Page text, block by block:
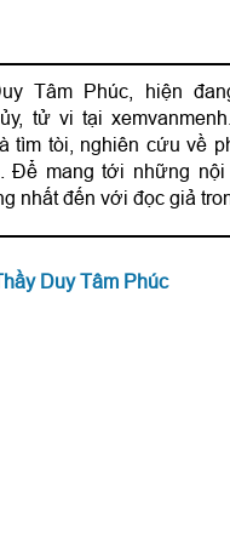
Tâm Phúc, hiện
tử vi tại
tìm tòi, nghiên cứu về
Để mang tới những
nhất đến với đọc giả
Duy Tâm Phúc